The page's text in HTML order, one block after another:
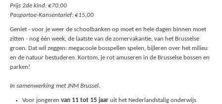
Prijs 2de kind: €70,00
Paspartoe-Kansentarief: €15,00
Geniet - voor je weer de schoolbanken op moet en hele dagen binnen moet
zitten - nog één week, de laatste van de zomervakantie, van het Brusselse
groen. Dat wil zeggen: megacoole bosspellen spelen, bijleren over het milieu
en de natuur bestuderen. Kortom, je rot amuseren in de Brusselse bossen en
parken!
In samenwerking met JNM Brussel.
Voor jongeren van 11 tot 15 jaar uit het Nederlandstalig onderwijs